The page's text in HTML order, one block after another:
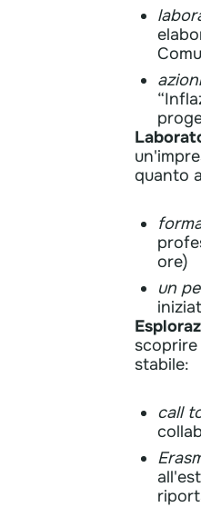
quanto
ore)
un
stabile:
call